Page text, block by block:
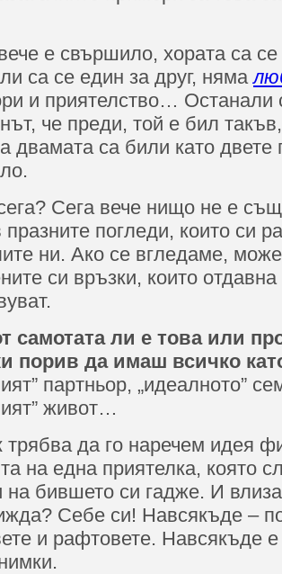
е свършило, хората са
са се един за друг, няма
и приятелство… Останали
че преди, той е бил
двамата са били като двете
Сега вече нищо не е
празните погледи, които си
ни. Ако се вгледаме,
си връзки, които отдавна
самотата ли е това или
порив да имаш всичко
партньор, „идеалното”
живот…
да го наречем идея
на една приятелка, която
на бившето си гадже. И
Себе си! Навсякъде –
и рафтовете. Навсякъде